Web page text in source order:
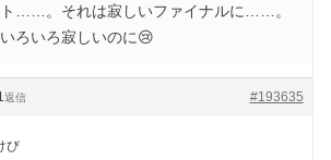
ト……。それは寂しいファイナルに……。
ろいろ寂しいのに😢
#193635
返信
び